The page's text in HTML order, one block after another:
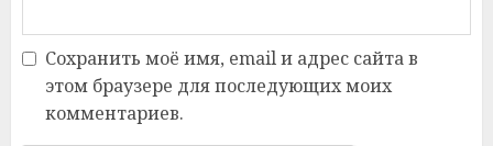
Сохранить моё имя, email и адрес сайта в
этом браузере для последующих моих
комментариев.